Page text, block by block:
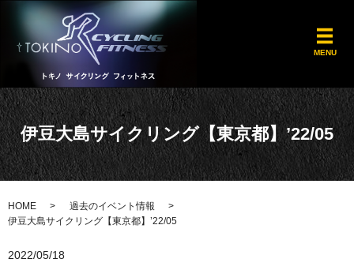
MENU
伊豆大島サイクリング【東京都】’22/05
HOME
過去のイベント情報
伊豆大島サイクリング【東京都】’22/05
2022/05/18